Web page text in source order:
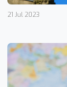
21 Jul 2023